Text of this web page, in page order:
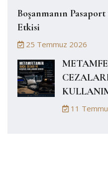
Boşanmanın
Etkisi
25 Temmuz 2026
11